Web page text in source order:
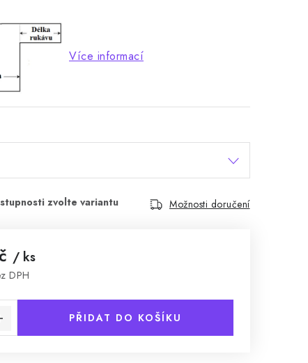
Více informací
Možnosti doručení
/ ks
DPH
PŘIDAT DO KOŠÍKU